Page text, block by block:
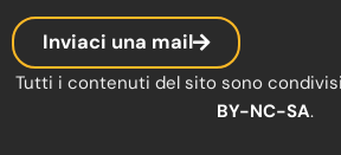
Inviaci una mail
Tutti i contenuti del sito sono
BY-NC-SA.